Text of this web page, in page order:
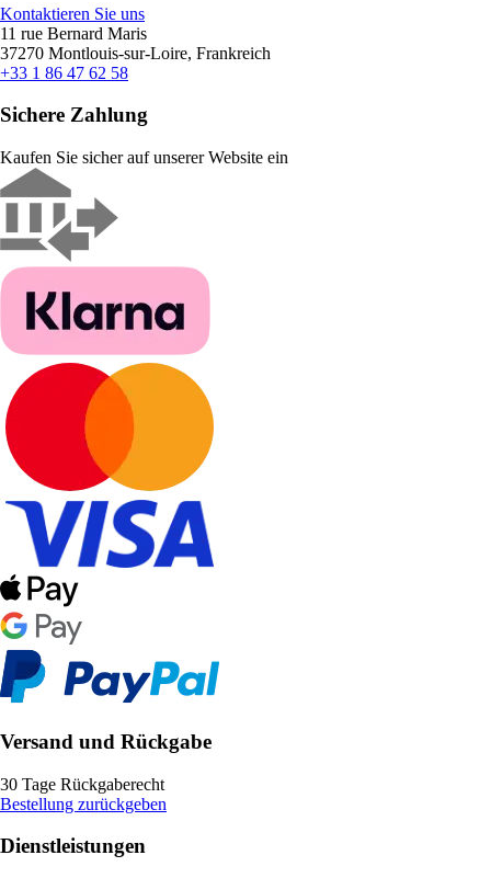
Kontaktieren Sie uns
11 rue Bernard Maris
37270 Montlouis-sur-Loire, Frankreich
+33 1 86 47 62 58
Sichere Zahlung
Kaufen Sie sicher auf unserer Website ein
Versand und Rückgabe
30 Tage Rückgaberecht
Bestellung zurückgeben
Dienstleistungen